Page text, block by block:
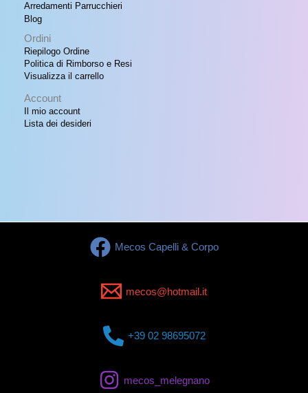
Arredamenti Parrucchieri
Blog
Ordini
Riepilogo Ordine
Politica di Rimborso e Resi
Visualizza il carrello
Account
Il mio account
Lista dei desideri
Mecos Capelli & Corpo
mecos@hotmail.it
+39 02 98695072
mecos_melegnano